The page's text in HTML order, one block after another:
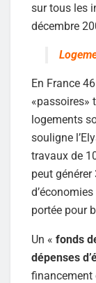
sur tous les
décembre
En France
«passoires»
logements
souligne
travaux de
peut générer
portée pour
Un « fonds
dépenses
financement